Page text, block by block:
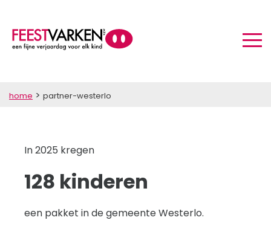
home > partner-westerlo
In 2025 kregen
128 kinderen
een pakket in de gemeente Westerlo.